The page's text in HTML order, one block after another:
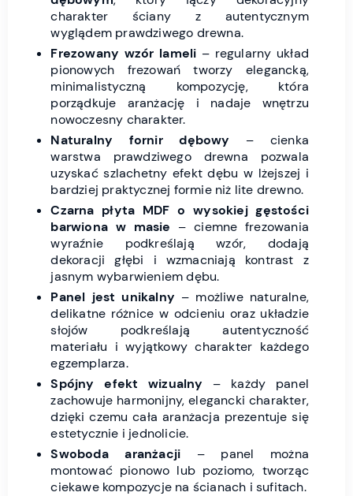
charakter ściany z autentycznym
wyglądem prawdziwego drewna.
Frezowany wzór lameli – regularny układ
pionowych frezowań tworzy elegancką,
minimalistyczną kompozycję, która
porządkuje aranżację i nadaje wnętrzu
nowoczesny charakter.
Naturalny fornir dębowy – cienka
warstwa prawdziwego drewna pozwala
uzyskać szlachetny efekt dębu w lżejszej i
bardziej praktycznej formie niż lite drewno.
Czarna płyta MDF o wysokiej gęstości
barwiona w masie – ciemne frezowania
wyraźnie podkreślają wzór, dodają
dekoracji głębi i wzmacniają kontrast z
jasnym wybarwieniem dębu.
Panel jest unikalny – możliwe naturalne,
delikatne różnice w odcieniu oraz układzie
słojów podkreślają autentyczność
materiału i wyjątkowy charakter każdego
egzemplarza.
Spójny efekt wizualny – każdy panel
zachowuje harmonijny, elegancki charakter,
dzięki czemu cała aranżacja prezentuje się
estetycznie i jednolicie.
Swoboda aranżacji – panel można
montować pionowo lub poziomo, tworząc
ciekawe kompozycje na ścianach i sufitach.